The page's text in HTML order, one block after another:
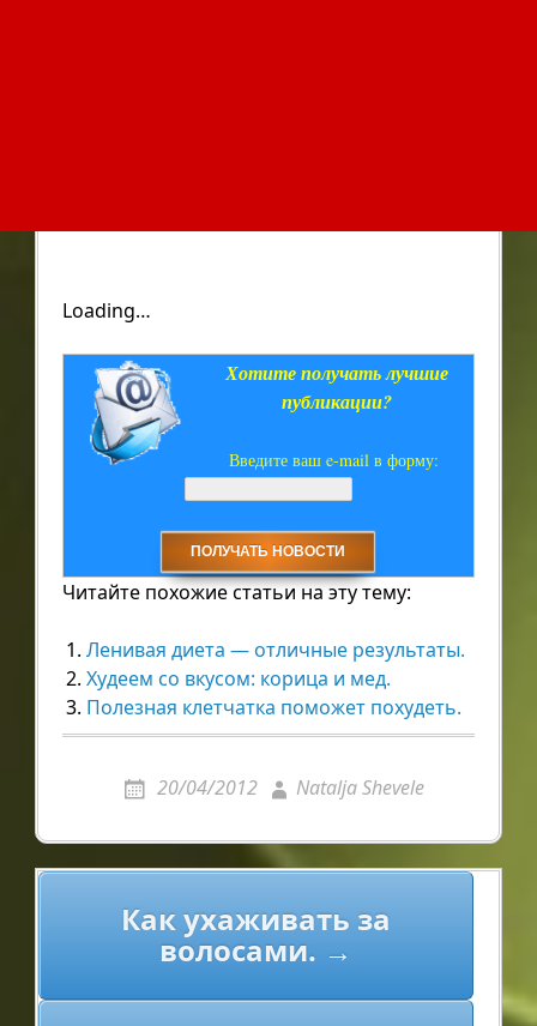
Loading…
Хотите получать лучшие
публикации?
Введите ваш e-mail в форму:
Читайте похожие статьи на эту тему:
Ленивая диета — отличные результаты.
Худеем со вкусом: корица и мед.
Полезная клетчатка поможет похудеть.
20/04/2012 Natalja Shevele
Навигация
Как ухаживать за
волосами. →